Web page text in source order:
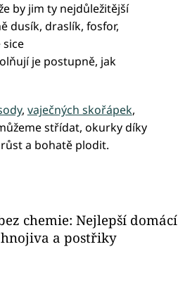
by jim ty nejdůležitější
dusík, draslík, fosfor,
je postupně, jak
, vaječných skořápek,
střídat, okurky díky
a bohatě plodit.
chemie: Nejlepší domácí
a postřiky